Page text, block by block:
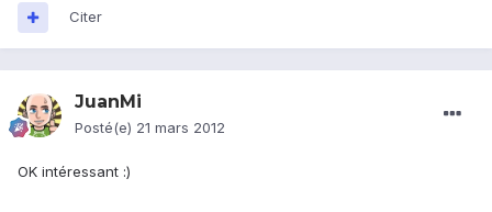
Citer
JuanMi
Posté(e) 21 mars 2012
OK intéressant :)